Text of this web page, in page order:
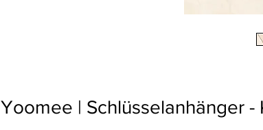
Yoomee | Schlüsselanhänger -